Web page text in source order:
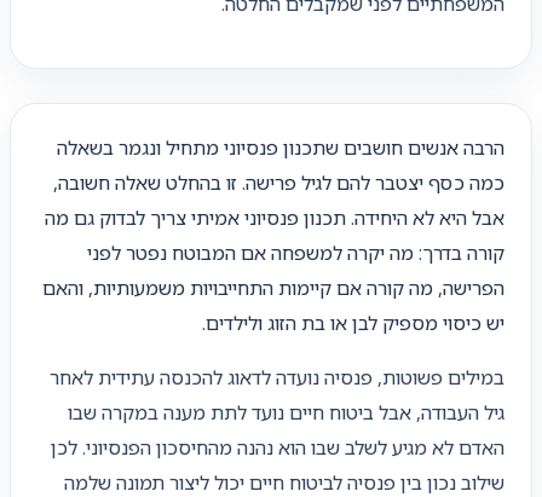
הרבה אנשים חושבים שתכנון פנסיוני מתחיל ונגמר בשאלה
כמה כסף יצטבר להם לגיל פרישה. זו בהחלט שאלה חשובה,
אבל היא לא היחידה. תכנון פנסיוני אמיתי צריך לבדוק גם מה
קורה בדרך: מה יקרה למשפחה אם המבוטח נפטר לפני
הפרישה, מה קורה אם קיימות התחייבויות משמעותיות, והאם
יש כיסוי מספיק לבן או בת הזוג ולילדים.
במילים פשוטות, פנסיה נועדה לדאוג להכנסה עתידית לאחר
גיל העבודה, אבל ביטוח חיים נועד לתת מענה במקרה שבו
האדם לא מגיע לשלב שבו הוא נהנה מהחיסכון הפנסיוני. לכן
שילוב נכון בין פנסיה לביטוח חיים יכול ליצור תמונה שלמה